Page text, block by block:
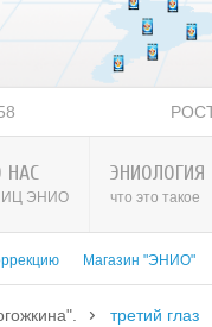
г. Тел: 8-938-151-44-
НАС
ЭНИО
ЭНИОЛОГИЯ
что это такое
Магазин "ЭНИО"
третий глаз